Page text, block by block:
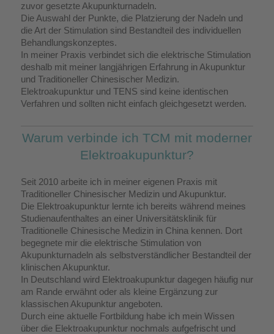
zuvor gesetzte Akupunkturnadeln.
Die Auswahl der Punkte, die Platzierung der Nadeln und
die Art der Stimulation sind Bestandteil des individuellen
Behandlungskonzeptes.
In meiner Praxis verbindet sich die elektrische Stimulation
deshalb mit meiner langjährigen Erfahrung in Akupunktur
und Traditioneller Chinesischer Medizin.
Elektroakupunktur und TENS sind keine identischen
Verfahren und sollten nicht einfach gleichgesetzt werden.
Warum verbinde ich TCM mit moderner
Elektroakupunktur?
Seit 2010 arbeite ich in meiner eigenen Praxis mit
Traditioneller Chinesischer Medizin und Akupunktur.
Die Elektroakupunktur lernte ich bereits während meines
Studienaufenthaltes an einer Universitätsklinik für
Traditionelle Chinesische Medizin in China kennen. Dort
begegnete mir die elektrische Stimulation von
Akupunkturnadeln als selbstverständlicher Bestandteil der
klinischen Akupunktur.
In Deutschland wird Elektroakupunktur dagegen häufig nur
am Rande erwähnt oder als kleine Ergänzung zur
klassischen Akupunktur angeboten.
Durch eine aktuelle Fortbildung habe ich mein Wissen
über die Elektroakupunktur nochmals aufgefrischt und